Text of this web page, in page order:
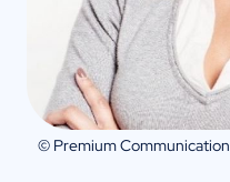
© Premium Communication